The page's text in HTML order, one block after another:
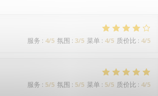
服务 : 4/5 氛围 : 3/5 菜单 : 4/5 质价比 : 4/5
服务 : 5/5 氛围 : 5/5 菜单 : 5/5 质价比 : 4/5